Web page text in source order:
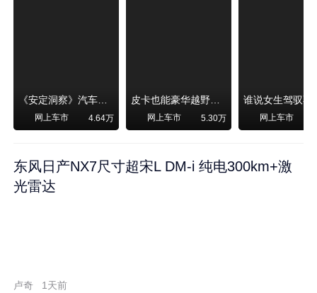
《安定洞察》汽车烧不烧油，和石油安全无关！
网上车市 4.64万
皮卡也能豪华越野！纵横F700上市，限时卖29.99万起
网上车市 5.30万 网上车市
东风日产NX7尺寸超宋L DM-i 纯电300km+激
光雷达
卢奇 1天前